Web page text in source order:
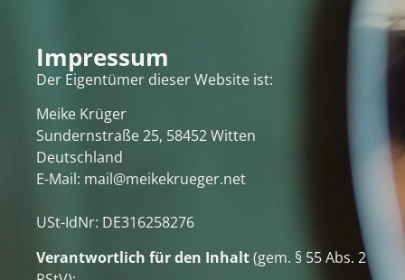
Impressum
Der Eigentümer dieser Website ist:
Meike Krüger
Sundernstraße 25, 58452 Witten
Deutschland
E-Mail: mail@meikekrueger.net
USt-IdNr: DE316258276
Verantwortlich für den Inhalt(gem. § 55 Abs. 2